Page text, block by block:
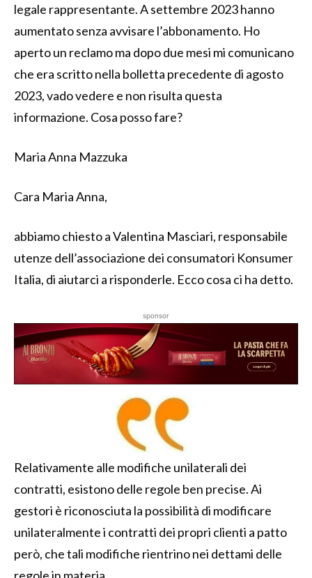
legale rappresentante. A settembre 2023 hanno
aumentato senza avvisare l’abbonamento. Ho
aperto un reclamo ma dopo due mesi mi comunicano
che era scritto nella bolletta precedente di agosto
2023, vado vedere e non risulta questa
informazione. Cosa posso fare?
Maria Anna Mazzuka
Cara Maria Anna,
abbiamo chiesto a Valentina Masciari, responsabile
utenze dell’associazione dei consumatori Konsumer
Italia, di aiutarci a risponderle. Ecco cosa ci ha detto.
sponsor
Relativamente alle modifiche unilaterali dei
contratti, esistono delle regole ben precise. Ai
gestori è riconosciuta la possibilità di modificare
unilateralmente i contratti dei propri clienti a patto
però, che tali modifiche rientrino nei dettami delle